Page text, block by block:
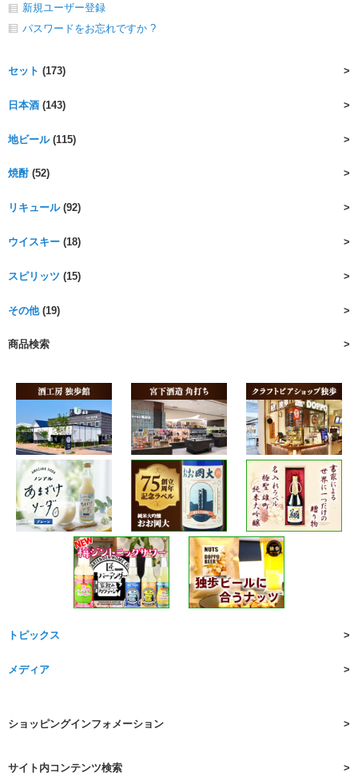
新規ユーザー登録
パスワードをお忘れですか ?
セット (173)
日本酒 (143)
地ビール(115)
焼酎(52)
リキュール(92)
ウイスキー (18)
スピリッツ (15)
その他(19)
商品検索
トピックス
メディア
ショッピングインフォメーション
サイト内コンテンツ検索